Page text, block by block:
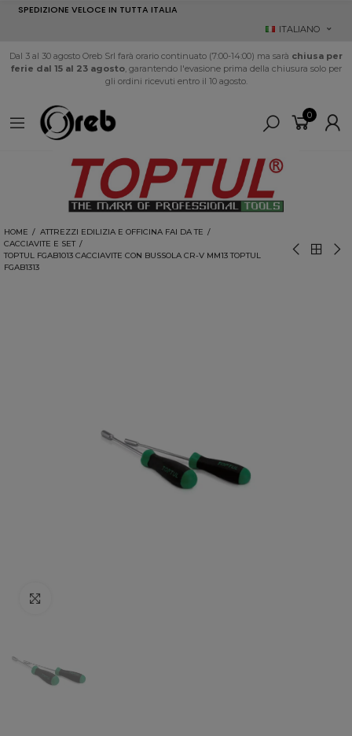
SPEDIZIONE VELOCE IN TUTTA ITALIA
ITALIANO
Dal 3 al 30 agosto Oreb Srl farà orario continuato (7:00-14:00) ma sarà chiusa per
ferie dal 15 al 23 agosto, garantendo l'evasione prima della chiusura solo per
gli ordini ricevuti entro il 10 agosto.
0
HOME
ATTREZZI EDILIZIA E OFFICINA FAI DA TE
CACCIAVITE E SET
TOPTUL FGAB1013 CACCIAVITE CON BUSSOLA CR-V MM13 TOPTUL
FGAB1313